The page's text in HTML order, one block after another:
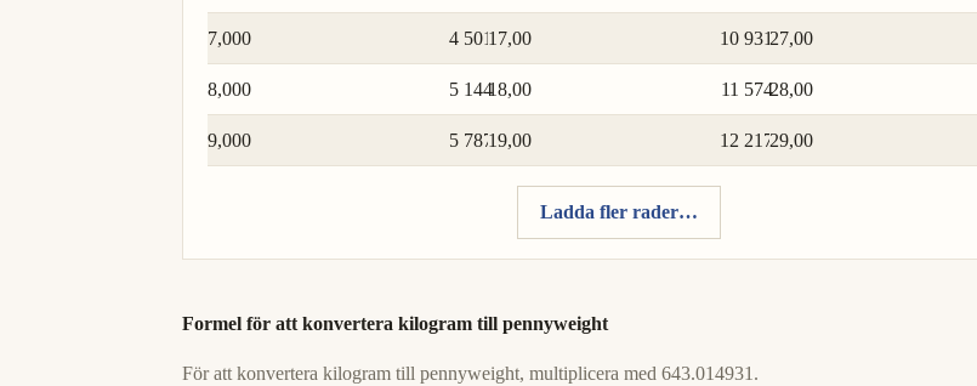
7,000 4 501
8,000 5 144
9,000 5 787
17,00 10 931
18,00 11 574
19,00 12 217
27,00
28,00
29,00
Ladda fler rader…
Formel för att konvertera kilogram till pennyweight
För att konvertera kilogram till pennyweight, multiplicera med 643.014931.